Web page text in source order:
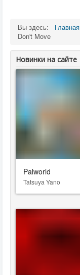
Вы здесь: Главная
Don't Move
Новинки на сайте
Palworld
Tatsuya Yano